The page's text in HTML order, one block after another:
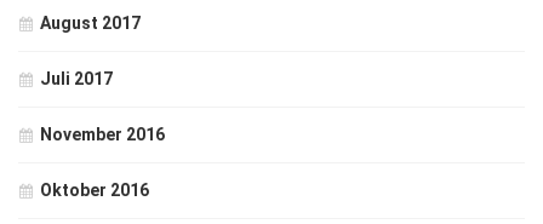
August 2017
Juli 2017
November 2016
Oktober 2016